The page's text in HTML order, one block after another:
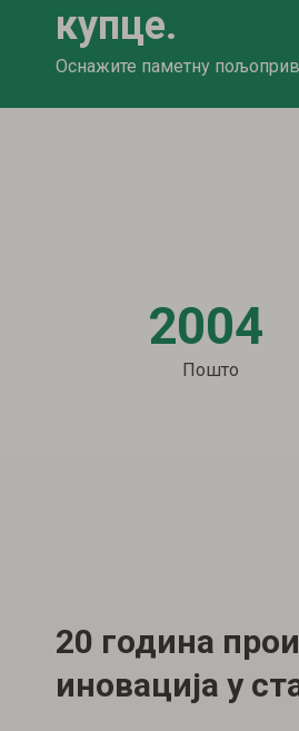
купце.
Оснажите паметну
2004
Пошто
20 година
иновација у